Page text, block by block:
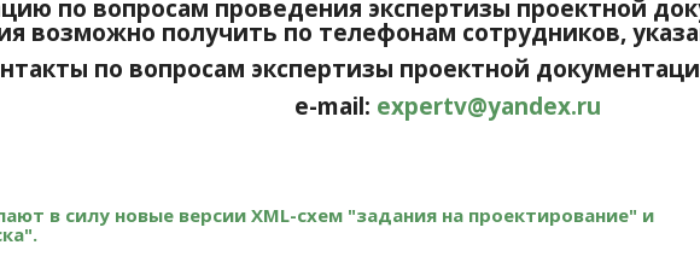
по вопросам проведения экспертизы проектной
возможно получить по телефонам сотрудников,
по вопросам экспертизы проектной
e-mail: expertv@yandex.ru
в силу новые версии XML-схем "задания на проектирование" и